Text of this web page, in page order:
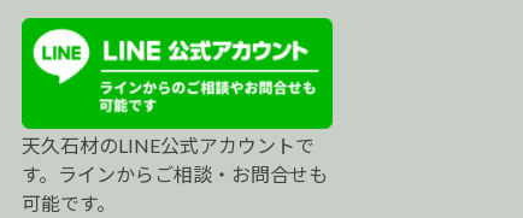
天久石材のLINE公式アカウントで
す。ラインからご相談・お問合せも
可能です。